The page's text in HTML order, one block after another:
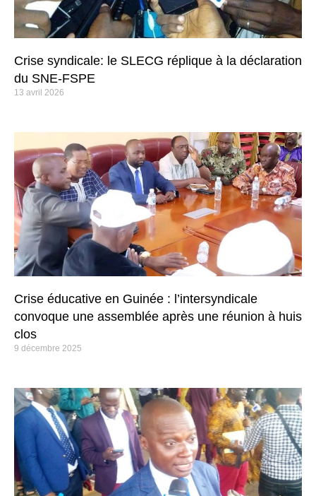
Crise syndicale: le SLECG réplique à la déclaration
du SNE-FSPE
13 avril 2026
Crise éducative en Guinée : l’intersyndicale
convoque une assemblée après une réunion à huis
clos
9 décembre 2025